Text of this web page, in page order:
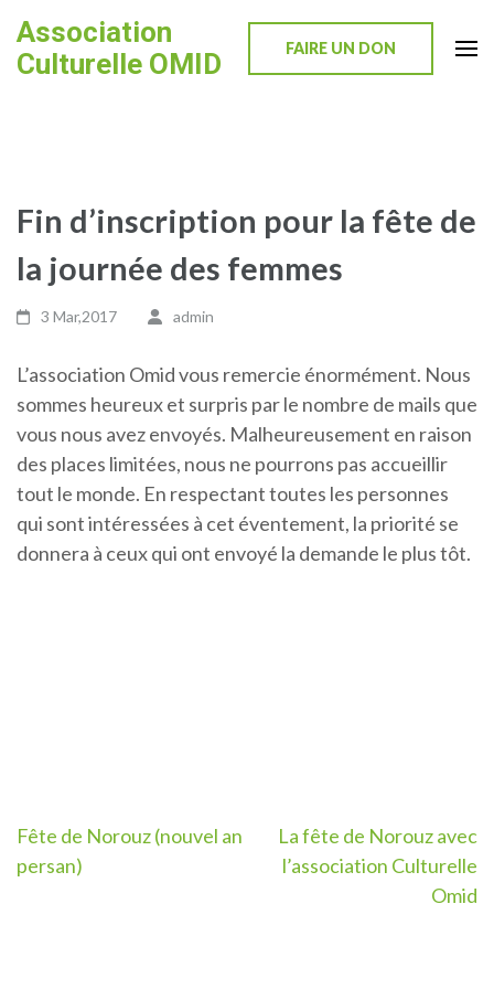
to
content
Association
Culturelle OMID
FAIRE UN DON
Fin d’inscription pour la fête de
la journée des femmes
3 Mar,2017 admin
L’association Omid vous remercie énormément. Nous
sommes heureux et surpris par le nombre de mails que
vous nous avez envoyés. Malheureusement en raison
des places limitées, nous ne pourrons pas accueillir
tout le monde. En respectant toutes les personnes
qui sont intéressées à cet éventement, la priorité se
donnera à ceux qui ont envoyé la demande le plus tôt.
Post
navigation
Fête de Norouz (nouvel an
persan)
La fête de Norouz avec
l’association Culturelle
Omid